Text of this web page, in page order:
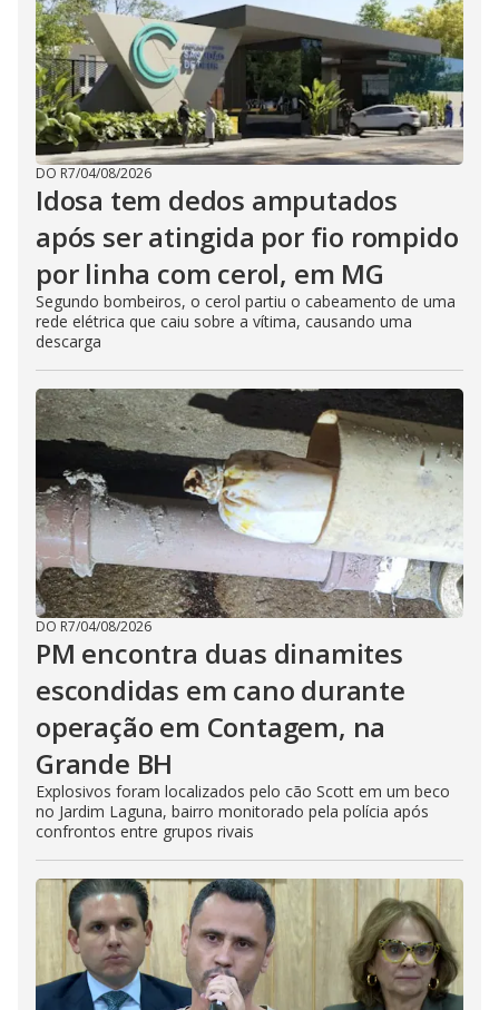
DO R7/04/08/2026
Idosa tem dedos amputados
após ser atingida por fio rompido
por linha com cerol, em MG
Segundo bombeiros, o cerol partiu o cabeamento de uma
rede elétrica que caiu sobre a vítima, causando uma
descarga
DO R7/04/08/2026
PM encontra duas dinamites
escondidas em cano durante
operação em Contagem, na
Grande BH
Explosivos foram localizados pelo cão Scott em um beco
no Jardim Laguna, bairro monitorado pela polícia após
confrontos entre grupos rivais